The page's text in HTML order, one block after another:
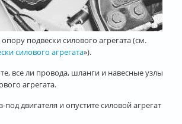
подвески силового агрегата (см.
силового агрегата»).
все ли провода, шланги и навесные узлы
агрегата.
под двигателя и опустите силовой агрегат